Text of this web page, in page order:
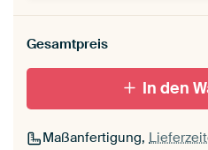
Gesamtpreis
In den
Maßanfertigung,